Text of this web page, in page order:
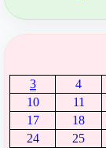
3
4
10
11
17
18
24
25